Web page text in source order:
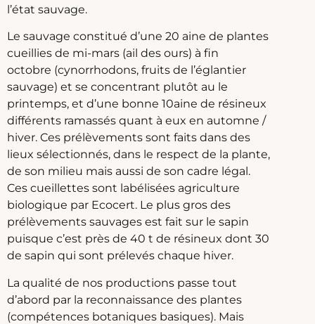
l’état sauvage.
Le sauvage constitué d’une 20 aine de plantes
cueillies de mi-mars (ail des ours) à fin
octobre (cynorrhodons, fruits de l’églantier
sauvage) et se concentrant plutôt au le
printemps, et d’une bonne 10aine de résineux
différents ramassés quant à eux en automne /
hiver. Ces prélèvements sont faits dans des
lieux sélectionnés, dans le respect de la plante,
de son milieu mais aussi de son cadre légal.
Ces cueillettes sont labélisées agriculture
biologique par Ecocert. Le plus gros des
prélèvements sauvages est fait sur le sapin
puisque c’est près de 40 t de résineux dont 30
de sapin qui sont prélevés chaque hiver.
La qualité de nos productions passe tout
d’abord par la reconnaissance des plantes
(compétences botaniques basiques). Mais